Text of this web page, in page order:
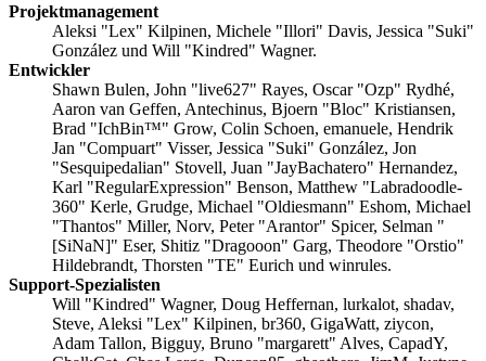
Projektmanagement
Aleksi "Lex" Kilpinen, Michele "Illori" Davis, Jessica "Suki"
González und Will "Kindred" Wagner.
Entwickler
Shawn Bulen, John "live627" Rayes, Oscar "Ozp" Rydhé,
Aaron van Geffen, Antechinus, Bjoern "Bloc" Kristiansen,
Brad "IchBin™" Grow, Colin Schoen, emanuele, Hendrik
Jan "Compuart" Visser, Jessica "Suki" González, Jon
"Sesquipedalian" Stovell, Juan "JayBachatero" Hernandez,
Karl "RegularExpression" Benson, Matthew "Labradoodle-
360" Kerle, Grudge, Michael "Oldiesmann" Eshom, Michael
"Thantos" Miller, Norv, Peter "Arantor" Spicer, Selman "
[SiNaN]" Eser, Shitiz "Dragooon" Garg, Theodore "Orstio"
Hildebrandt, Thorsten "TE" Eurich und winrules.
Support-Spezialisten
Will "Kindred" Wagner, Doug Heffernan, lurkalot, shadav,
Steve, Aleksi "Lex" Kilpinen, br360, GigaWatt, ziycon,
Adam Tallon, Bigguy, Bruno "margarett" Alves, CapadY,